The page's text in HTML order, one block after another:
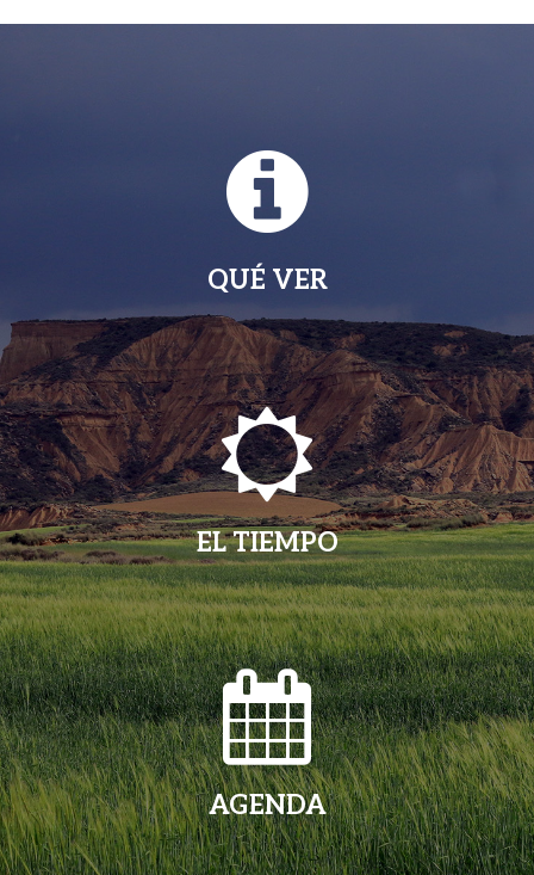
QUÉ VER
EL TIEMPO
AGENDA